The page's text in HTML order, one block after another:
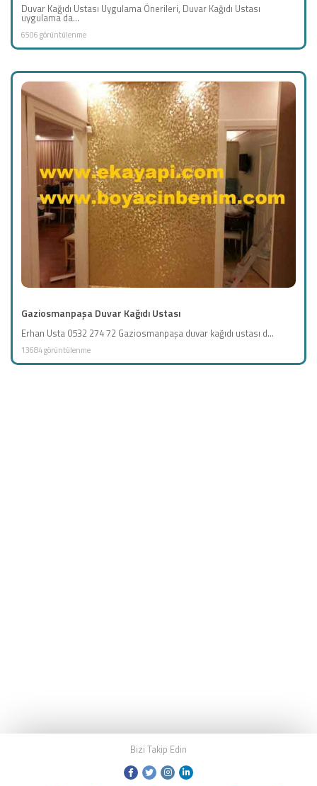
Duvar Kağıdı Ustası Uygulama Önerileri, Duvar Kağıdı Ustası
uygulama da...
6506 görüntülenme
Gaziosmanpaşa Duvar Kağıdı Ustası
Erhan Usta 0532 274 72 Gaziosmanpaşa duvar kağıdı ustası d...
13684 görüntülenme
Bizi Takip Edin